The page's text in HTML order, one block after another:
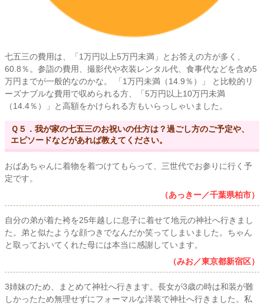
七五三の費用は、「1万円以上5万円未満」とお答えの方が多く、
60.8％。参詣の費用、撮影代や衣装レンタル代、食事代などを含め5
万円までが一般的なのかな。 「1万円未満（14.9％）」 と比較的リ
ーズナブルな費用で収められる方、「5万円以上10万円未満
（14.4％）」と高額をかけられる方もいらっしゃいました。
Ｑ５．我が家の七五三のお祝いの仕方は？過ごし方のご予定や、
エピソードなどがあれば教えてください。
おばあちゃんに着物を着つけてもらって、三世代でお参りに行く予
定です。
（あっきー／千葉県柏市）
自分の弟が着た袴を25年越しに息子に着せて地元の神社へ行きまし
た。弟と似たような顔つきでなんだか笑ってしまいました。ちゃん
と取っておいてくれた母には本当に感謝しています。
（みお／東京都新宿区）
3姉妹のため、まとめて神社へ行きます。長女が3歳の時は和装が難
しかったため無理せずにフォーマルな洋装で神社へ行きました。私